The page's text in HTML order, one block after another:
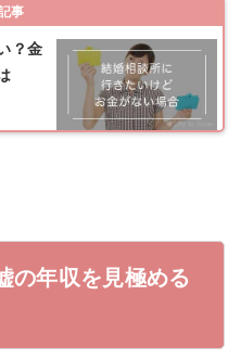
事
？金
の年収を見極める